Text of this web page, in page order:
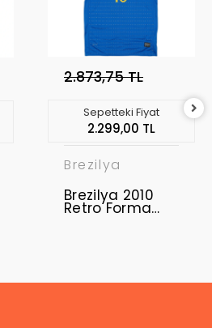
2.873,75 TL
Sepetteki Fiyat
2.299,00 TL
Brezilya
Brezilya 2010
Retro Forma